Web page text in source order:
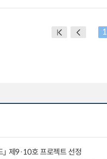
1
」 제9·10호 프로젝트 선정